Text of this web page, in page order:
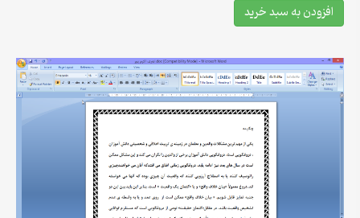
افزودن به سبد خرید